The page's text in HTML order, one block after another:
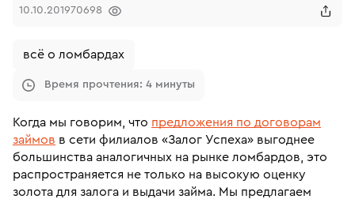
10.10.201970698
всё о ломбардах
Время прочтения: 4 минуты
Когда мы говорим, что предложения по договорам
займов в сети филиалов «Залог Успеха» выгоднее
большинства аналогичных на рынке ломбардов, это
распространяется не только на высокую оценку
золота для залога и выдачи займа. Мы предлагаем